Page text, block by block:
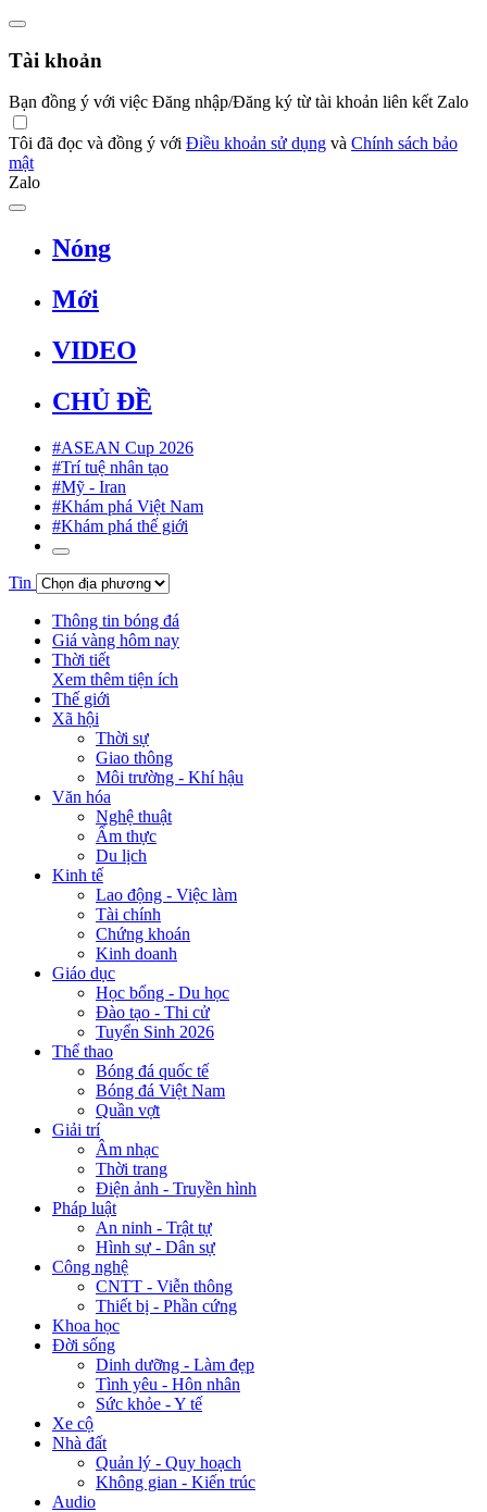
Tài khoản
Bạn đồng ý với việc Đăng nhập/Đăng ký từ tài khoản liên kết Zalo
Tôi đã đọc và đồng ý với Điều khoản sử dụng và Chính sách bảo
mật
Zalo
Nóng
Mới
VIDEO
CHỦ ĐỀ
#ASEAN Cup 2026
#Trí tuệ nhân tạo
#Mỹ - Iran
#Khám phá Việt Nam
#Khám phá thế giới
Tin
Thông tin bóng đá
Giá vàng hôm nay
Thời tiết
Xem thêm tiện ích
Thế giới
Xã hội
Thời sự
Giao thông
Môi trường - Khí hậu
Văn hóa
Nghệ thuật
Ẩm thực
Du lịch
Kinh tế
Lao động - Việc làm
Tài chính
Chứng khoán
Kinh doanh
Giáo dục
Học bổng - Du học
Đào tạo - Thi cử
Tuyển Sinh 2026
Thể thao
Bóng đá quốc tế
Bóng đá Việt Nam
Quần vợt
Giải trí
Âm nhạc
Thời trang
Điện ảnh - Truyền hình
Pháp luật
An ninh - Trật tự
Hình sự - Dân sự
Công nghệ
CNTT - Viễn thông
Thiết bị - Phần cứng
Khoa học
Đời sống
Dinh dưỡng - Làm đẹp
Tình yêu - Hôn nhân
Sức khỏe - Y tế
Xe cộ
Nhà đất
Quản lý - Quy hoạch
Không gian - Kiến trúc
Audio